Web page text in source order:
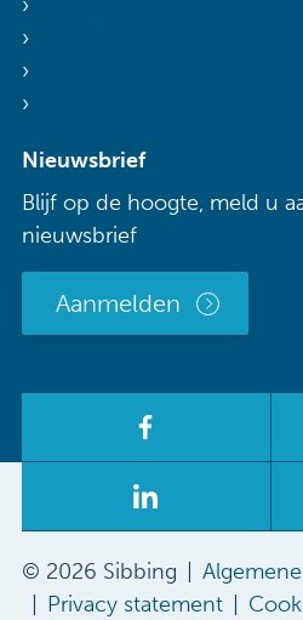
Nieuwsbrief
Blijf op de hoogte, meld u
nieuwsbrief
Aanmelden
© 2026 Sibbing
Privacy statement